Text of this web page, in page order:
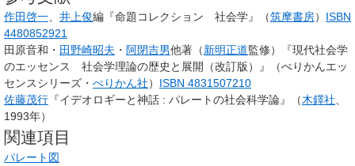
作田啓一 井上俊編『命題コレクション 社会学』（筑摩書房） ISBN
4480852921
田原音和・ 田野崎昭夫 ・ 阿閉吉男他著（新明正道監修）『現代社会学
のエッセンス 社会学理論の歴史と展開（改訂版）』（ぺりかんエッ
センスシリーズ・ ぺりかん社） ISBN 4831507210
佐藤茂行 『イデオロギーと神話 : パレートの社会科学論』（木鐸社
1993年）
関連項目
パレート図